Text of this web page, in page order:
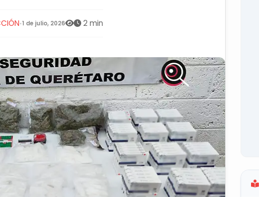
•1 de julio, 2026 2 min